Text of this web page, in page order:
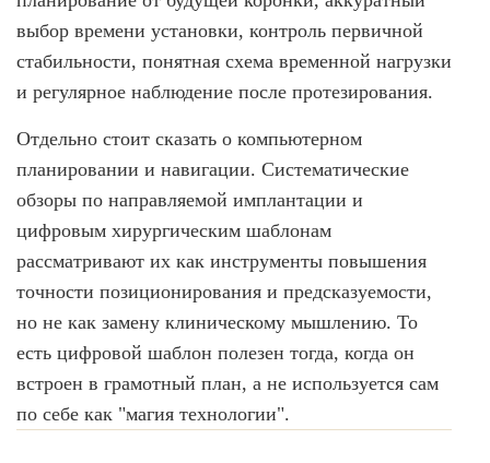
выбор времени установки, контроль первичной
стабильности, понятная схема временной нагрузки
и регулярное наблюдение после протезирования.
Отдельно стоит сказать о компьютерном
планировании и навигации. Систематические
обзоры по направляемой имплантации и
цифровым хирургическим шаблонам
рассматривают их как инструменты повышения
точности позиционирования и предсказуемости,
но не как замену клиническому мышлению. То
есть цифровой шаблон полезен тогда, когда он
встроен в грамотный план, а не используется сам
по себе как "магия технологии".